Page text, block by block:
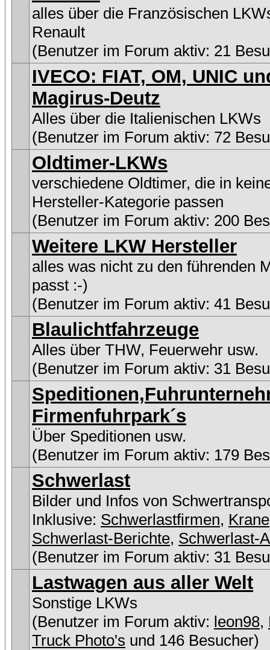
alles über die Französischen
Renault
(Benutzer im Forum aktiv: 21
IVECO: FIAT, OM, UNIC
Magirus-Deutz
Alles über die Italienischen LKWs
(Benutzer im Forum aktiv: 72
Oldtimer-LKWs
verschiedene Oldtimer, die in
Hersteller-Kategorie passen
(Benutzer im Forum aktiv: 200
Weitere LKW Hersteller
alles was nicht zu den führenden
passt :-)
(Benutzer im Forum aktiv: 41
Blaulichtfahrzeuge
Alles über THW, Feuerwehr usw.
(Benutzer im Forum aktiv: 31
Firmenfuhrpark´s
Über Speditionen usw.
(Benutzer im Forum aktiv: 179
Schwerlast
Bilder und Infos von
Inklusive: Schwerlastfirmen, Krane
Schwerlast-Berichte, Schwerlast-
(Benutzer im Forum aktiv: 31
Lastwagen aus aller Welt
Sonstige LKWs
(Benutzer im Forum aktiv: leon98,
Truck Photo's und 146 Besucher)